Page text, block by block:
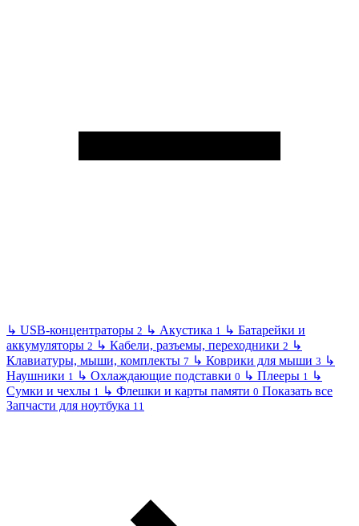
↳ USB-концентраторы 2 ↳ Акустика 1 ↳ Батарейки и
аккумуляторы 2 ↳ Кабели, разъемы, переходники 2 ↳
Клавиатуры, мыши, комплекты 7 ↳ Коврики для мыши 3 ↳
Наушники 1 ↳ Охлаждающие подставки 0 ↳ Плееры 1 ↳
Сумки и чехлы 1 ↳ Флешки и карты памяти 0 Показать все
Запчасти для ноутбука 11